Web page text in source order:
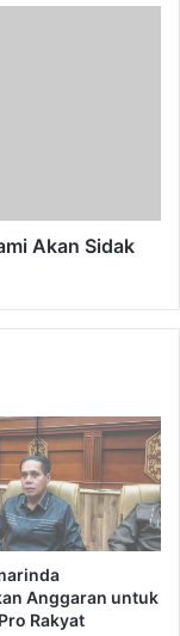
Akan Sidak
Anggaran untuk
Rakyat